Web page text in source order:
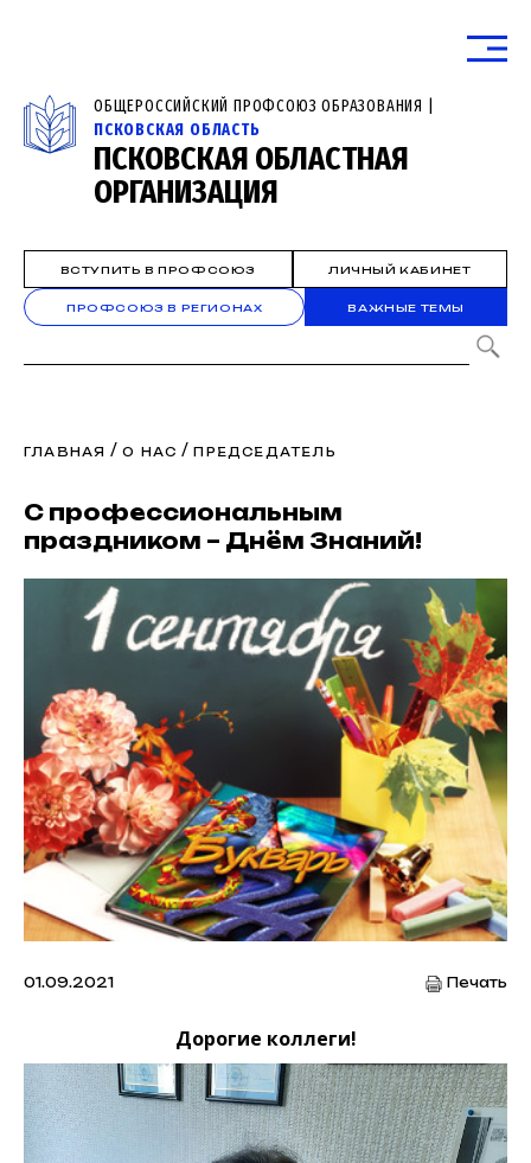
ОБЩЕРОССИЙСКИЙ ПРОФСОЮЗ ОБРАЗОВАНИЯ |
ПСКОВСКАЯ ОБЛАСТЬ
ПСКОВСКАЯ ОБЛАСТНАЯ
ОРГАНИЗАЦИЯ
ВСТУПИТЬ В ПРОФСОЮЗ ЛИЧНЫЙ КАБИНЕТ
ПРОФСОЮЗ В РЕГИОНАХ ВАЖНЫЕ ТЕМЫ
ГЛАВНАЯ /О НАС /ПРЕДСЕДАТЕЛЬ
С профессиональным
праздником – Днём Знаний!
01.09.2021 Печать
Дорогие коллеги!